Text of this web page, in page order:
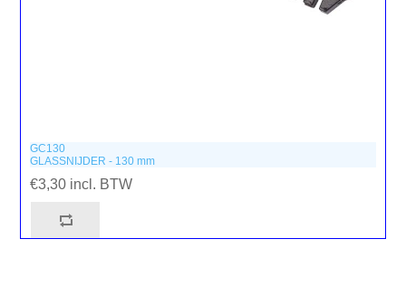
GC130
GLASSNIJDER - 130 mm
€3,30 incl. BTW